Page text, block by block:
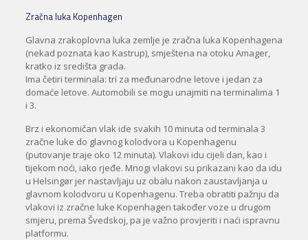
Zračna luka Kopenhagen
Glavna zrakoplovna luka zemlje je zračna luka Kopenhagena
(nekad poznata kao Kastrup), smještena na otoku Amager,
kratko iz središta grada.
Ima četiri terminala: tri za međunarodne letove i jedan za
domaće letove. Automobili se mogu unajmiti na terminalima 1
i 3.
Brz i ekonomičan vlak ide svakih 10 minuta od terminala 3
zračne luke do glavnog kolodvora u Kopenhagenu
(putovanje traje oko 12 minuta). Vlakovi idu cijeli dan, kao i
tijekom noći, iako rjeđe. Mnogi vlakovi su prikazani kao da idu
u Helsingør jer nastavljaju uz obalu nakon zaustavljanja u
glavnom kolodvoru u Kopenhagenu. Treba obratiti pažnju da
vlakovi iz zračne luke Kopenhagen također voze u drugom
smjeru, prema Švedskoj, pa je važno provjeriti i naći ispravnu
platformu.